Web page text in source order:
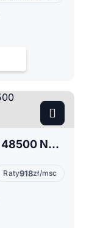
Citroen Jumpy Fv 23% - Cena 48500 NETTO*Long XL*2.0HDI*Pełny Serwis*Navi*Org.Lakier
Raty918zł/msc